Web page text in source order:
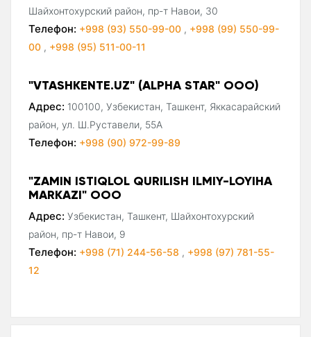
Шайхонтохурский район, пр-т Навои, 30
Телефон: +998 (93) 550-99-00 , +998 (99) 550-99-
00 , +998 (95) 511-00-11
"VTASHKENTE.UZ" (ALPHA STAR" ООО)
Адрес: 100100, Узбекистан, Ташкент, Яккасарайский
район, ул. Ш.Руставели, 55А
Телефон: +998 (90) 972-99-89
"ZAMIN ISTIQLOL QURILISH ILMIY-LOYIHA
MARКAZI" ООО
Адрес: Узбекистан, Ташкент, Шайхонтохурский
район, пр-т Навои, 9
Телефон: +998 (71) 244-56-58 , +998 (97) 781-55-
12